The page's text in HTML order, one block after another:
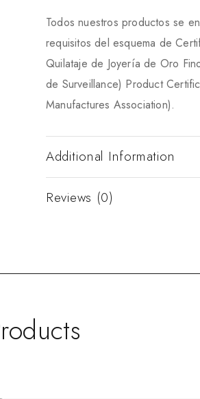
Todos nuestros productos se
requisitos del esquema de
Quilataje de Joyería de Oro
de Surveillance) Product
Manufactures Association).
Additional Information
Reviews (0)